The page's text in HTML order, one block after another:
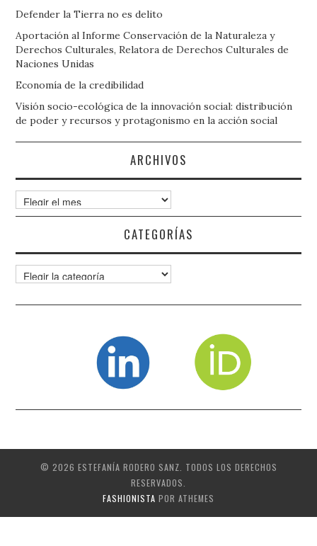
Defender la Tierra no es delito
Aportación al Informe Conservación de la Naturaleza y
Derechos Culturales, Relatora de Derechos Culturales de
Naciones Unidas
Economía de la credibilidad
Visión socio-ecológica de la innovación social: distribución
de poder y recursos y protagonismo en la acción social
ARCHIVOS
Archivos
CATEGORÍAS
Categorías
© 2026 ESTEFANÍA RODERO SANZ. TODOS LOS DERECHOS
RESERVADOS.
FASHIONISTA POR ATHEMES